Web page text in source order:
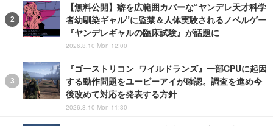
【無料公開】癖を広範囲カバーな“ヤンデレ天才科学
者幼馴染ギャル”に監禁＆人体実験されるノベルゲー
『ヤンデレギャルの臨床試験』が話題に
2026.8.10 Mon 12:00
『ゴーストリコン ワイルドランズ』一部CPUに起因
する動作問題をユービーアイが確認。調査を進め今
後改めて対応を発表する方針
2026.8.10 Mon 11:30